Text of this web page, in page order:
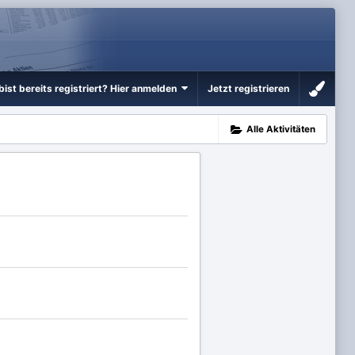
bereits registriert? Hier anmelden Jetzt registrieren
Alle Aktivitäten